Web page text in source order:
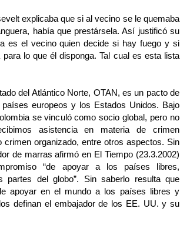
explicaba que si al vecino se le quemaba
había que prestársela. Así justificó su
es el vecino quien decide si hay fuego y si
lo que él disponga. Tal cual es esta lista
del Atlántico Norte, OTAN, es un pacto de
europeos y los Estados Unidos. Bajo
se vinculó como socio global, pero no
asistencia en materia de crimen
crimen organizado, entre otros aspectos. Sin
de marras afirmó en El Tiempo (23.3.2002)
“de apoyar a los países libres,
partes del globo”. Sin saberlo resulta que
apoyar en el mundo a los países libres y
definan el embajador de los EE. UU. y su